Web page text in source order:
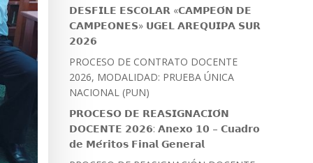
𝗗𝗘𝗦𝗙𝗜𝗟𝗘 𝗘𝗦𝗖𝗢𝗟𝗔𝗥 «𝗖𝗔𝗠𝗣𝗘𝗢́𝗡 𝗗𝗘
𝗖𝗔𝗠𝗣𝗘𝗢𝗡𝗘𝗦» 𝗨𝗚𝗘𝗟 𝗔𝗥𝗘𝗤𝗨𝗜𝗣𝗔 𝗦𝗨𝗥
𝟮𝟬𝟮𝟲
PROCESO DE CONTRATO DOCENTE
2026, MODALIDAD: PRUEBA ÚNICA
NACIONAL (PUN)
𝗣𝗥𝗢𝗖𝗘𝗦𝗢 𝗗𝗘 𝗥𝗘𝗔𝗦𝗜𝗚𝗡𝗔𝗖𝗜𝗢́𝗡
𝗗𝗢𝗖𝗘𝗡𝗧𝗘 𝟮𝟬𝟮𝟲: 𝗔𝗻𝗲𝘅𝗼 𝟭𝟬 – 𝗖𝘂𝗮𝗱𝗿𝗼
𝗱𝗲 𝗠𝗲́𝗿𝗶𝘁𝗼𝘀 𝗙𝗶𝗻𝗮𝗹 𝗚𝗲𝗻𝗲𝗿𝗮𝗹